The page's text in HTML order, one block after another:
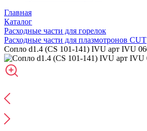
Главная
Каталог
Расходные части для горелок
Расходные части для плазмотронов CUT
Сопло d1.4 (CS 101-141) IVU арт IVU